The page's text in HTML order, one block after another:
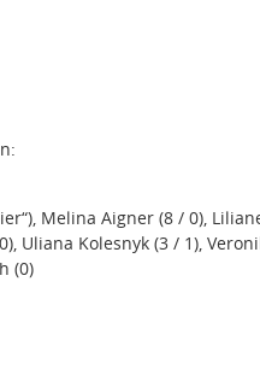
Melina Aigner (8 / 0),
Uliana Kolesnyk (3 / 1),
(0)